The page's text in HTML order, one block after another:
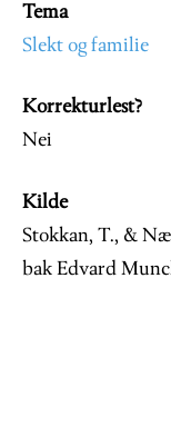
Tema
Slekt og familie
Korrekturlest?
Nei
Kilde
Stokkan, T., &
bak Edvard